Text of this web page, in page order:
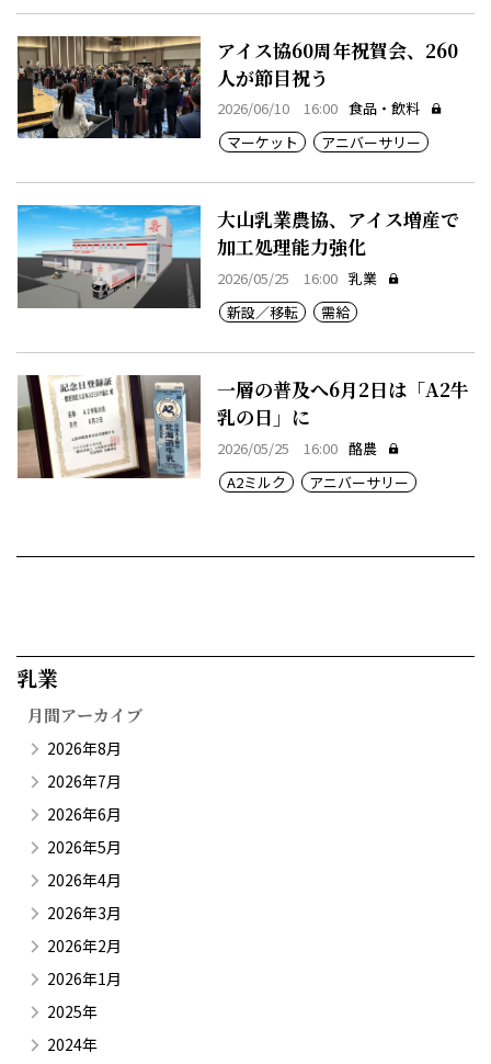
アイス協60周年祝賀会、260
人が節目祝う
2026/06/10 16:00 食品・飲料
マーケット
アニバーサリー
大山乳業農協、アイス増産で
加工処理能力強化
2026/05/25 16:00 乳業
新設／移転
需給
一層の普及へ6月2日は「A2牛
乳の日」に
2026/05/25 16:00 酪農
A2ミルク
アニバーサリー
乳業​
月間アーカイブ
2026年8月
2026年7月
2026年6月
2026年5月
2026年4月
2026年3月
2026年2月
2026年1月
2025年
2024年